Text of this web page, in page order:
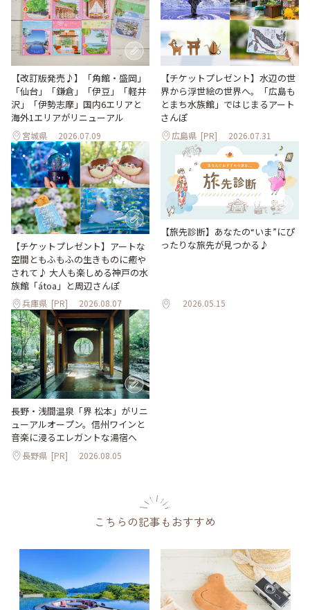
【改訂版発売♪】「角館・盛岡」
「仙台」「鎌倉」「伊豆」「軽井
沢」「伊勢志摩」国内6エリアと
海外1エリアがリニューアル
宮城県 2026.07.09
【チケットプレゼント】水辺の世
界から浮世絵の世界へ。「広島も
とまち水族館」ではじまるアート
さんぽ
広島県 [PR] 2026.07.31
【チケットプレゼント】アートな
空間ともふもふの生きものに癒や
されて♪ 大人も楽しめる神戸の水
族館「átoa」と周辺さんぽ
兵庫県 [PR] 2026.08.07
【旅先診断】あなたの“いま”にぴ
ったりな旅先が見つかる♪
2026.05.15
長野・浅間温泉「界 松本」がリニ
ューアルオープン。信州ワインと
音楽に浸るエレガントな湯宿へ
長野県 [PR] 2026.08.05
こちらの記事もおすすめ